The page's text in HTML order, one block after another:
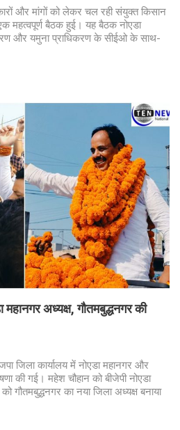
और मांगों को लेकर चल रही संयुक्त किसान
महत्वपूर्ण बैठक हुई। यह बैठक नोएडा
और यमुना प्राधिकरण के सीईओ के साथ-
महानगर अध्यक्ष, गौतमबुद्धनगर की
जिला कार्यालय में नोएडा महानगर और
की गई। महेश चौहान को बीजेपी नोएडा
गौतमबुद्धनगर का नया जिला अध्यक्ष बनाया